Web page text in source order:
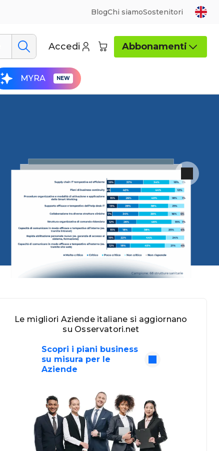
BlogChi siamoSostenitori
Accedi Abbonamenti
MYRA
Le migliori Aziende italiane si aggiornano
su Osservatori.net
Scopri i piani business
su misura per le
Aziende